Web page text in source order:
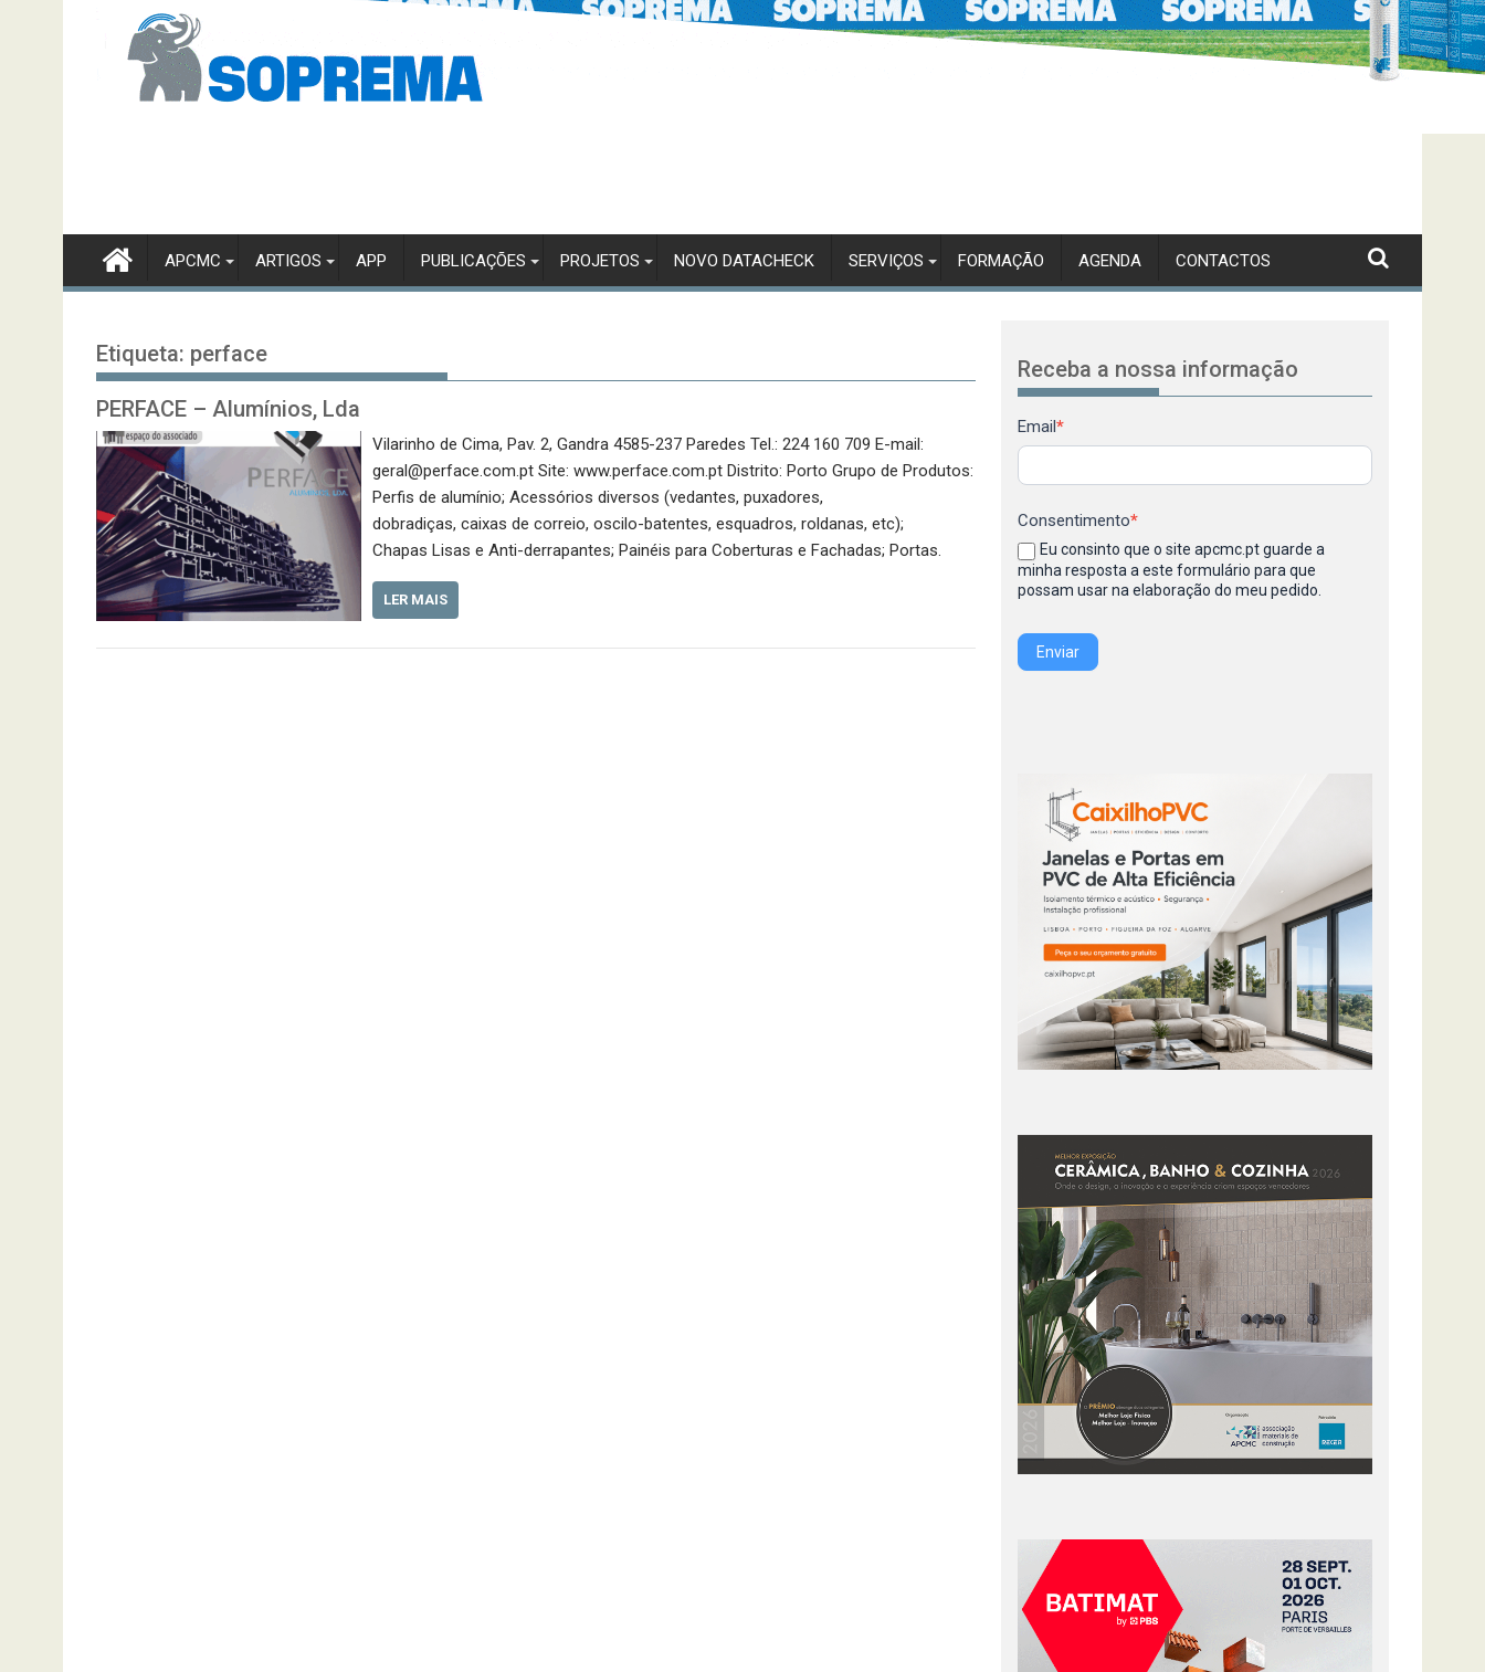
APCMC ARTIGOS APP PUBLICAÇÕES PROJETOS NOVO DATACHECK SERVIÇOS FORMAÇÃO AGENDA CONTACTOS
Etiqueta: perface
PERFACE – Alumínios, Lda
Vilarinho de Cima, Pav. 2, Gandra 4585-237 Paredes Tel.: 224 160 709 E-mail:
geral@perface.com.pt Site: www.perface.com.pt Distrito: Porto Grupo de Produtos:
Perfis de alumínio; Acessórios diversos (vedantes, puxadores,
dobradiças, caixas de correio, oscilo-batentes, esquadros, roldanas, etc);
Chapas Lisas e Anti-derrapantes; Painéis para Coberturas e Fachadas; Portas.
LER MAIS
Receba a nossa informação
Newsletter
Email *
Consentimento*
Eu consinto que o site apcmc.pt guarde a
minha resposta a este formulário para que
possam usar na elaboração do meu pedido.
Enviar